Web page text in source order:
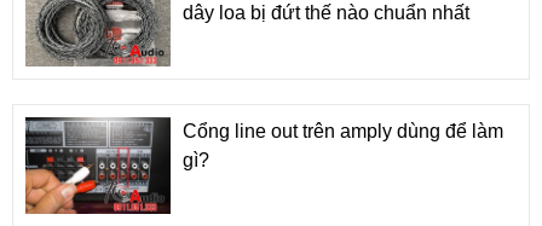
dây loa bị đứt thế nào chuẩn nhất
Cổng line out trên amply dùng để làm
gì?